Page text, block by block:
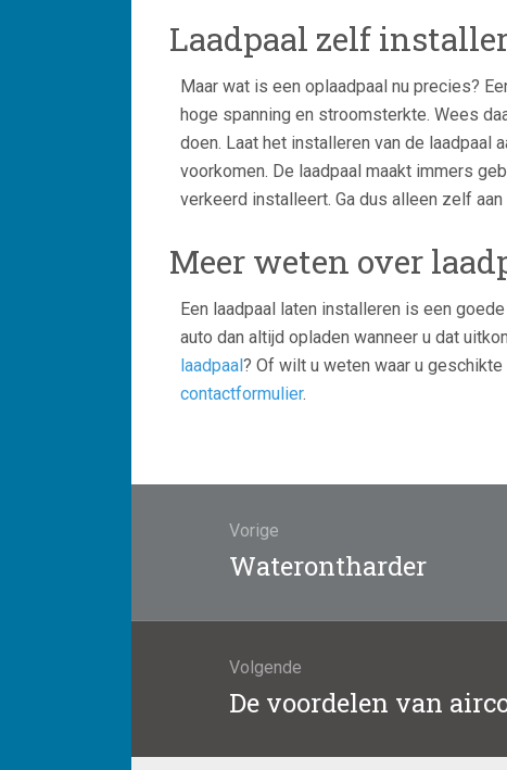
Laadpaal zelf
Maar wat is een oplaadpaal nu precies?
hoge spanning en stroomsterkte. Wees
doen. Laat het installeren van de laadpaal
voorkomen. De laadpaal maakt immers
verkeerd installeert. Ga dus alleen zelf
Meer weten over
Een laadpaal laten installeren is een
auto dan altijd opladen wanneer u dat
laadpaal? Of wilt u weten waar u
contactformulier.
navigatie
Vorige
Vorig
Waterontharder
Volgende
Volgend
De voordelen van